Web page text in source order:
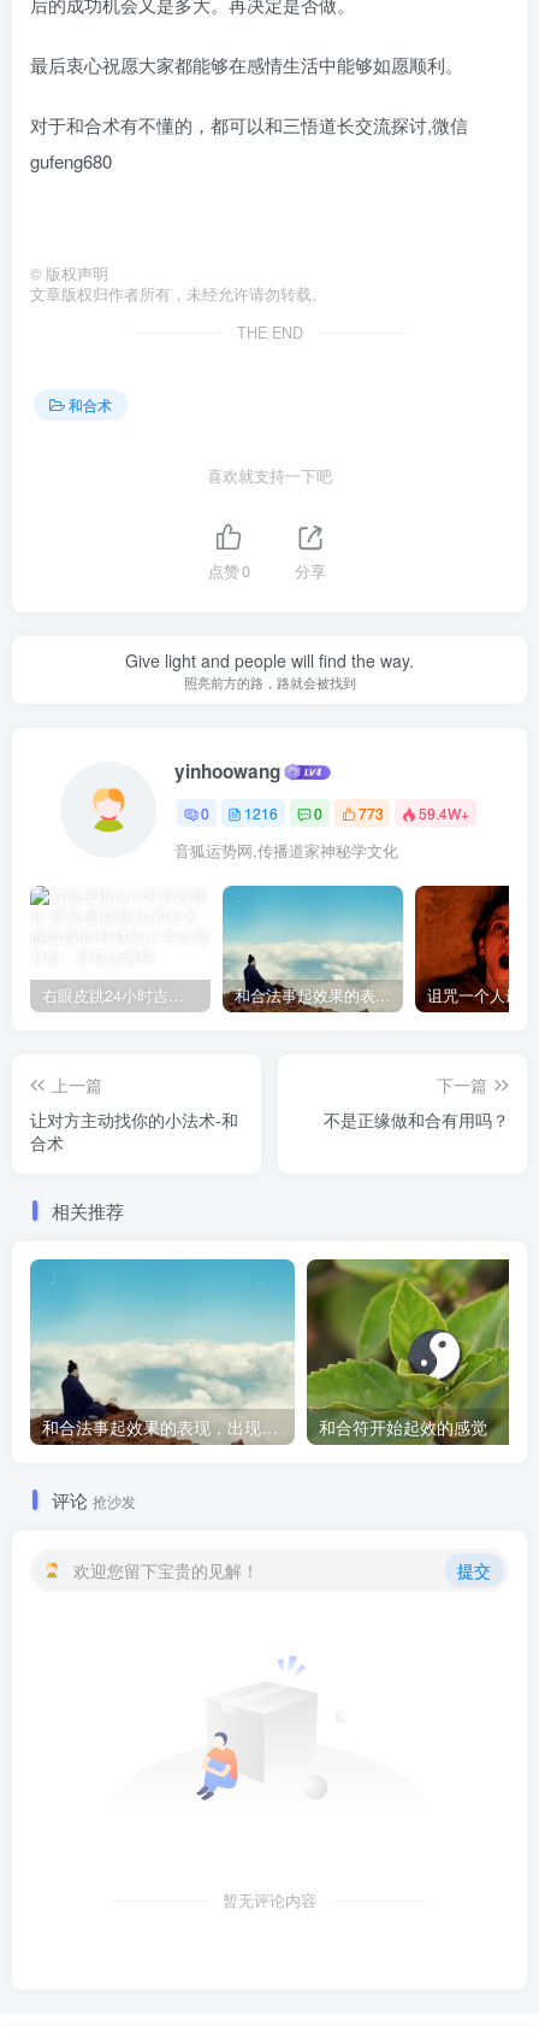
最后衷心祝愿大家都能够在感情生活中能够如愿顺利。
对于和合术有不懂的，都可以和三悟道长交流探讨,微信
gufeng680
© 版权声明
文章版权归作者所有，未经允许请勿转载。
THE END
和合术
喜欢就支持一下吧
点赞0 分享
Give light and people will find the way.
照亮前方的路，路就会被找到
yinhoowang
0 1216 0 773 59.4W+
音狐运势网,传播道家神秘学文化
右眼皮跳24小时吉凶预兆 和合法事起效果的表现，出现这些就要留意了
上一篇
让对方主动找你的小法术-和
合术
下一篇
不是正缘做和合有用吗？
相关推荐
和合法事起效果的表现，出现这些就要留意了 和合符开始起效的感觉
评论 抢沙发
欢迎您留下宝贵的见解！ 提交
暂无评论内容